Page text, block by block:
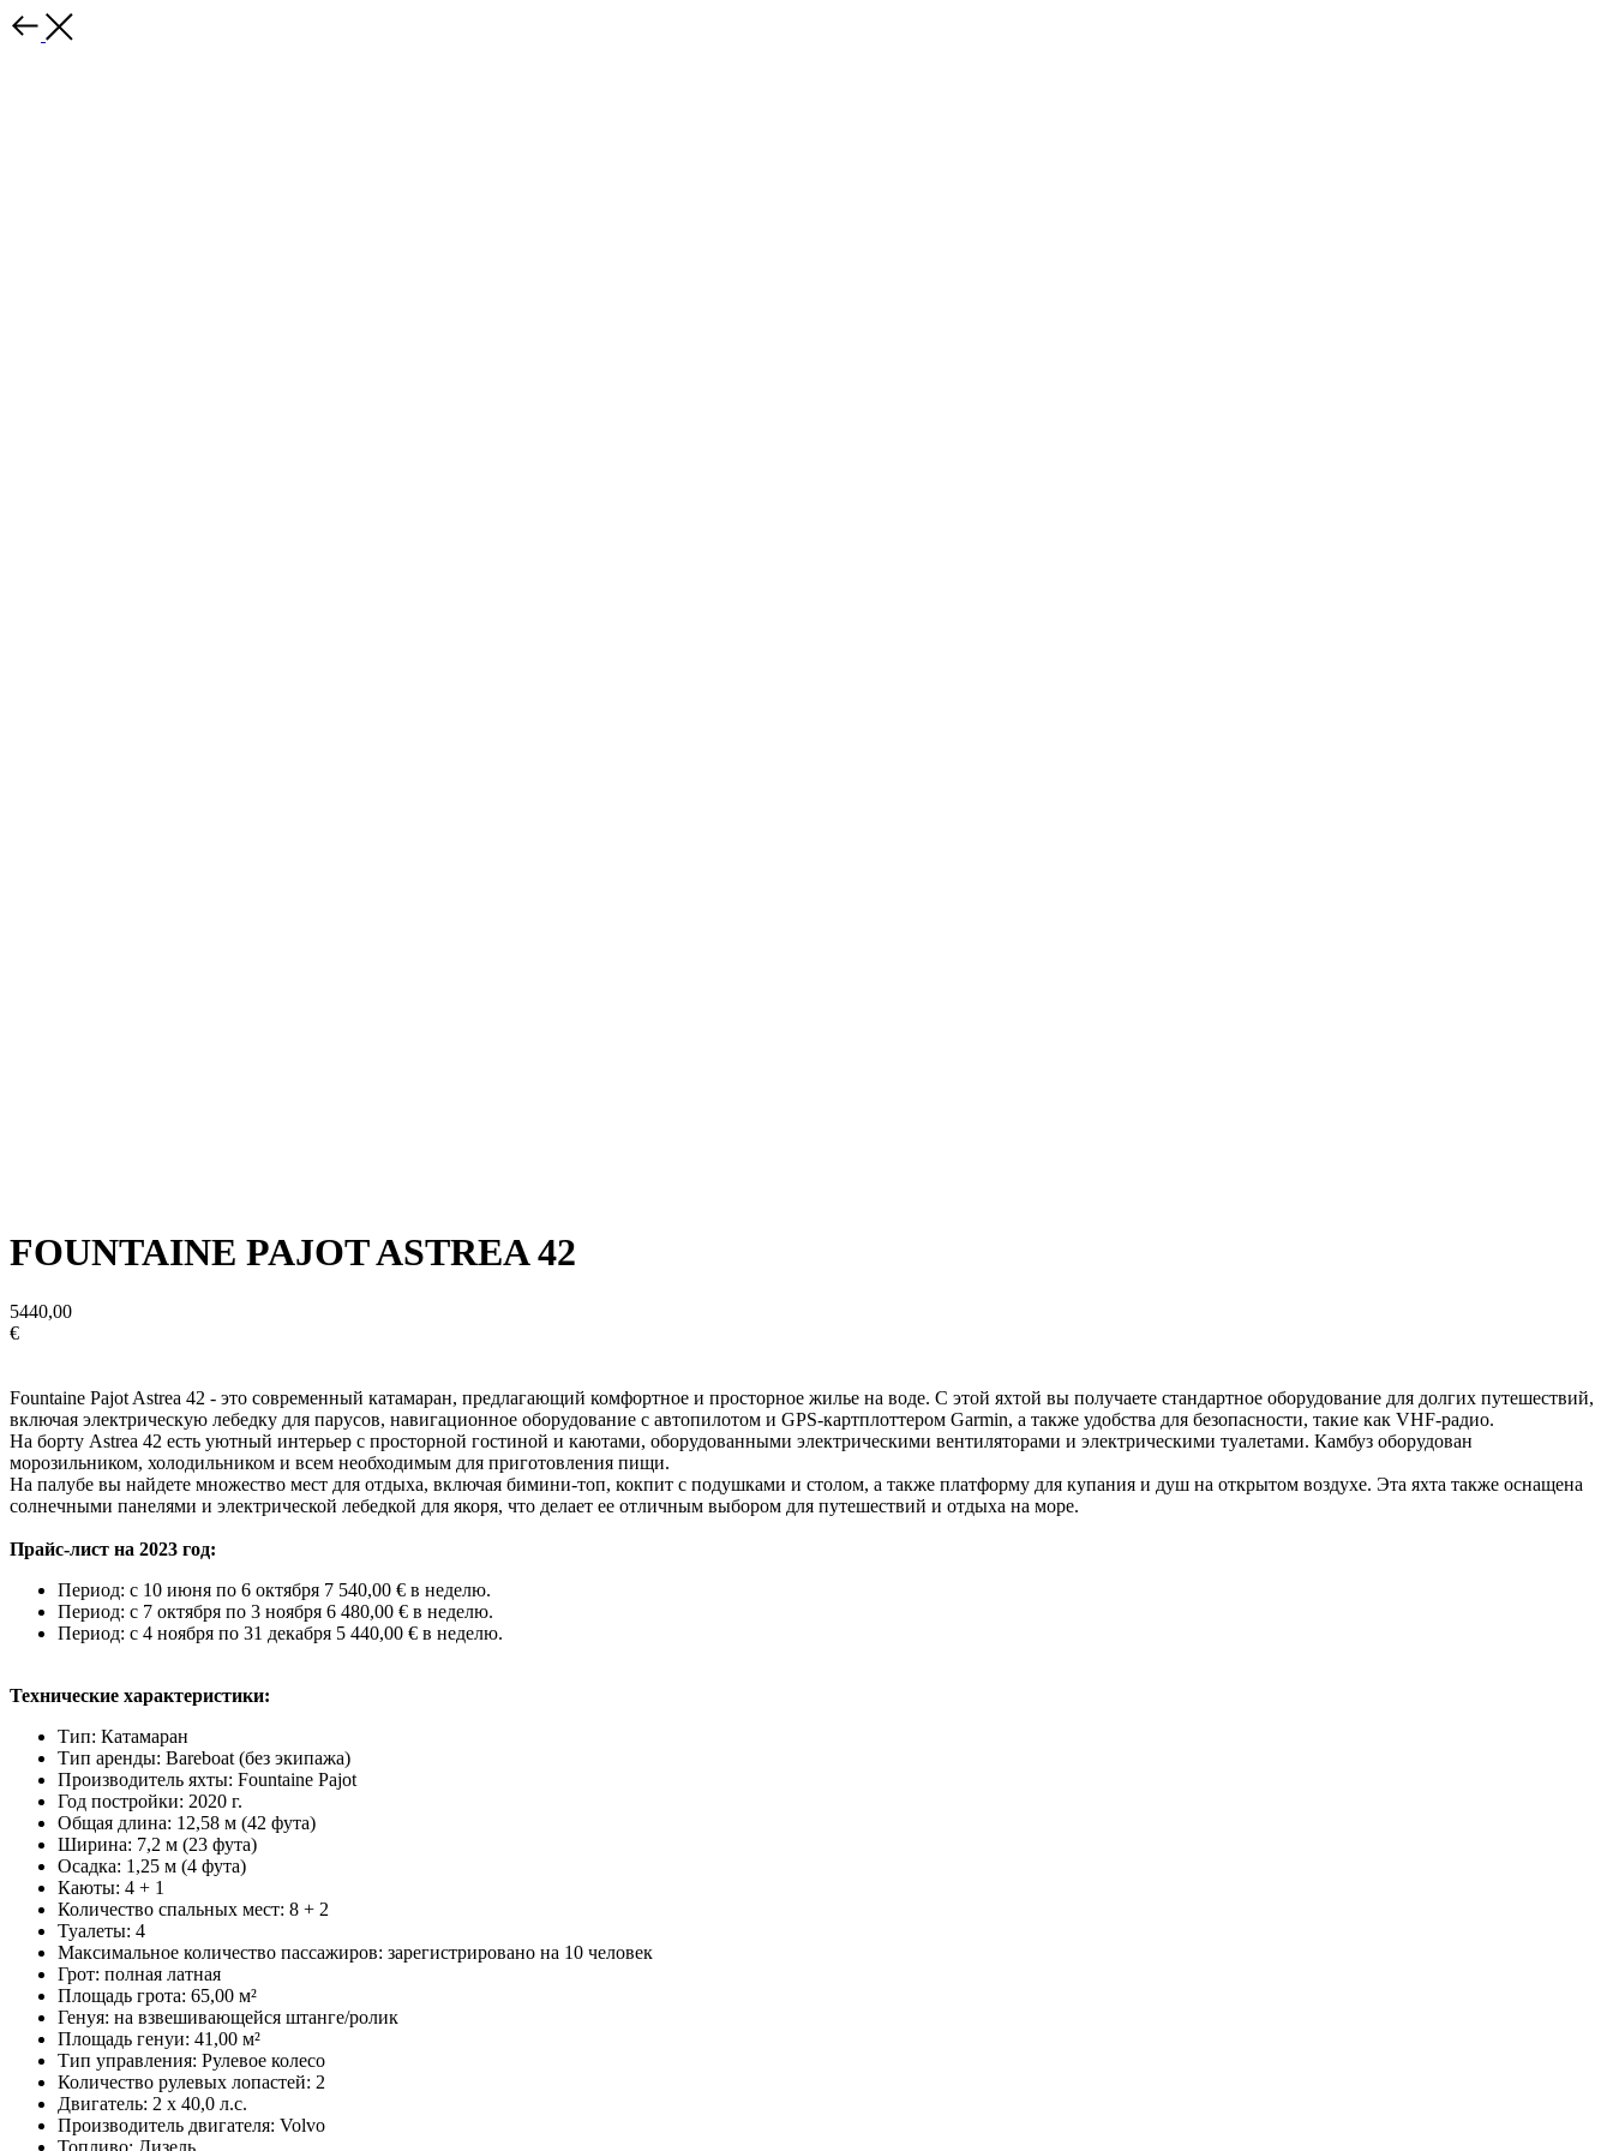
FOUNTAINE PAJOT ASTREA 42
5440,00
€
Fountaine Pajot Astrea 42 - это современный катамаран, предлагающий комфортное и просторное жилье на воде. С этой яхтой вы получаете стандартное оборудование для долгих путешествий,
включая электрическую лебедку для парусов, навигационное оборудование с автопилотом и GPS-картплоттером Garmin, а также удобства для безопасности, такие как VHF-радио.
На борту Astrea 42 есть уютный интерьер с просторной гостиной и каютами, оборудованными электрическими вентиляторами и электрическими туалетами. Камбуз оборудован
морозильником, холодильником и всем необходимым для приготовления пищи.
На палубе вы найдете множество мест для отдыха, включая бимини-топ, кокпит с подушками и столом, а также платформу для купания и душ на открытом воздухе. Эта яхта также оснащена
солнечными панелями и электрической лебедкой для якоря, что делает ее отличным выбором для путешествий и отдыха на море.
Прайс-лист на 2023 год:
Период: с 10 июня по 6 октября 7 540,00 € в неделю.
Период: с 7 октября по 3 ноября 6 480,00 € в неделю.
Период: с 4 ноября по 31 декабря 5 440,00 € в неделю.
Технические характеристики:
Тип: Катамаран
Тип аренды: Bareboat (без экипажа)
Производитель яхты: Fountaine Pajot
Год постройки: 2020 г.
Общая длина: 12,58 м (42 фута)
Ширина: 7,2 м (23 фута)
Осадка: 1,25 м (4 фута)
Каюты: 4 + 1
Количество спальных мест: 8 + 2
Туалеты: 4
Максимальное количество пассажиров: зарегистрировано на 10 человек
Грот: полная латная
Площадь грота: 65,00 м²
Генуя: на взвешивающейся штанге/ролик
Площадь генуи: 41,00 м²
Тип управления: Рулевое колесо
Количество рулевых лопастей: 2
Двигатель: 2 x 40,0 л.с.
Производитель двигателя: Volvo
Топливо: Дизель